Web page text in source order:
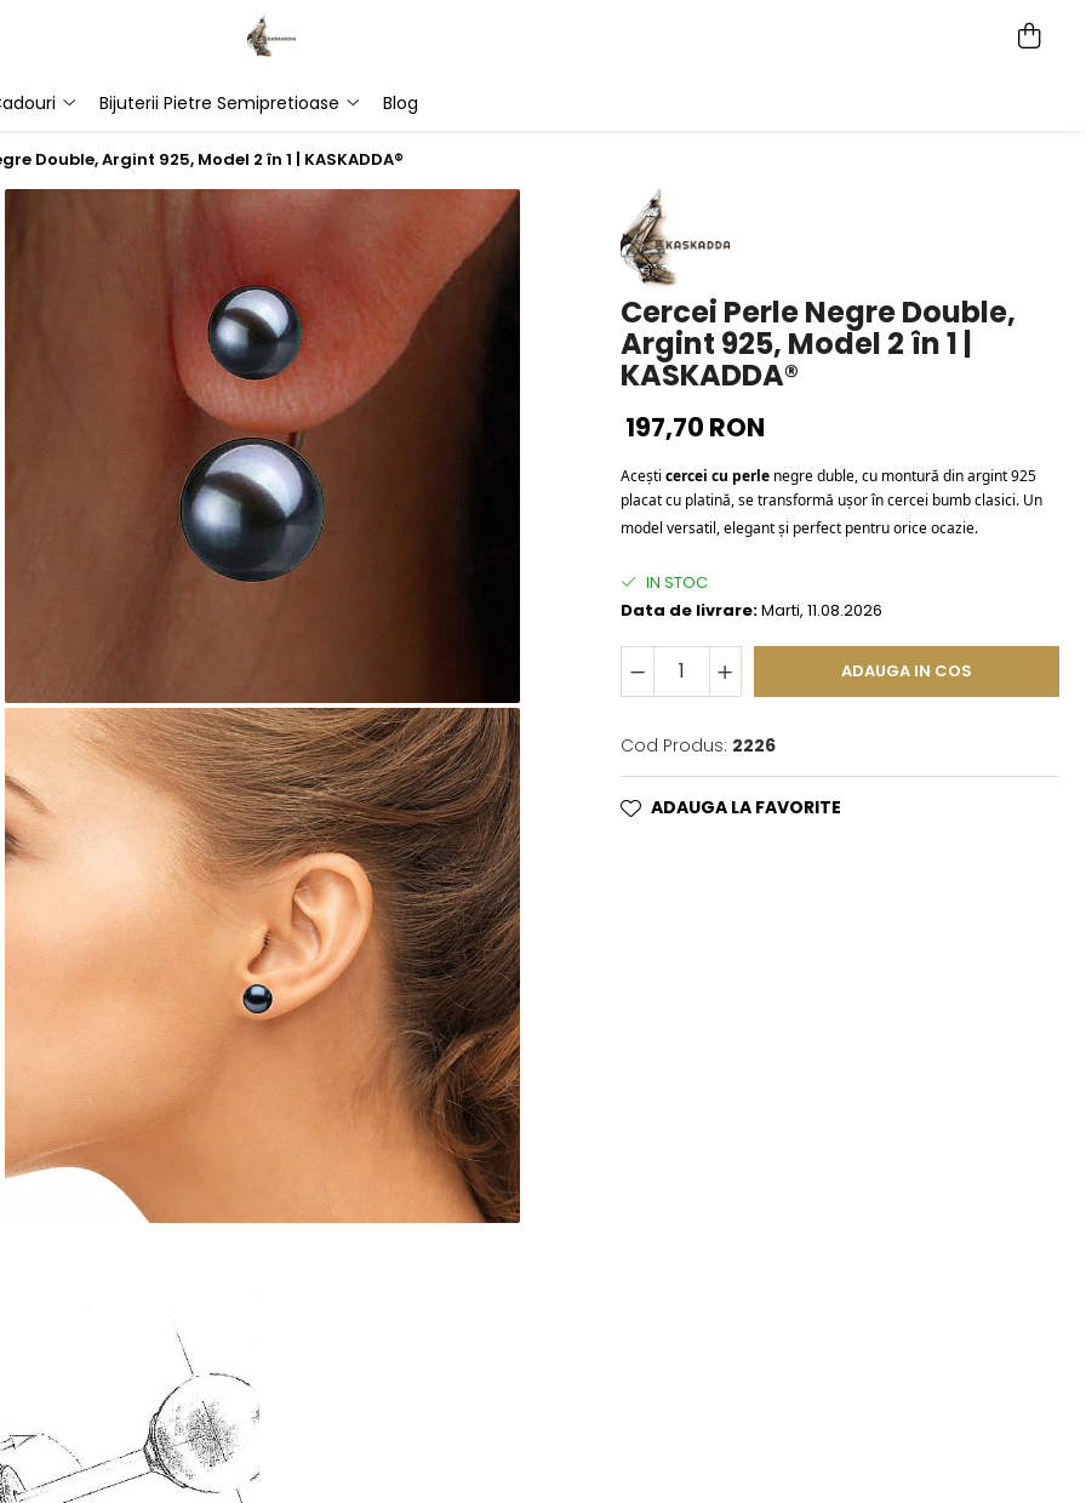
Bijuterii Pietre Semipretioase Blog
Double, Argint 925, Model 2 în 1 | KASKADDA®
Cercei Perle Negre Double,
Argint 925, Model 2 în 1 |
KASKADDA®
197,70 RON
Acești cercei cu perle negre duble, cu montură din argint 925
placat cu platină, se transformă ușor în cercei bumb clasici. Un
model versatil, elegant și perfect pentru orice ocazie.
IN STOC
Data de livrare:Marti, 11.08.2026
ADAUGA IN COS
Cod Produs: 2226
ADAUGA LA FAVORITE